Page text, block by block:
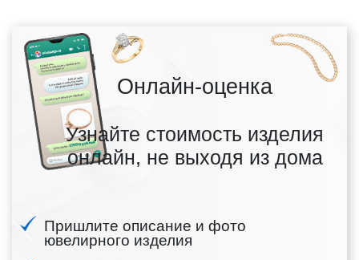
Онлайн-оценка
Узнайте стоимость изделия
онлайн, не выходя из дома
Пришлите описание и фото
ювелирного изделия